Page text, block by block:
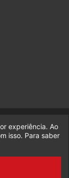
da Legado
experiência. Ao
isso. Para saber